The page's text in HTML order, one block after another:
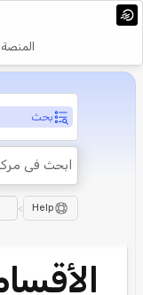
المنصة
بحث
Help
>